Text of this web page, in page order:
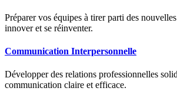
Préparer vos équipes à tirer parti des
innover et se réinventer.
Communication Interpersonnelle
Développer des relations professionnelles
communication claire et efficace.